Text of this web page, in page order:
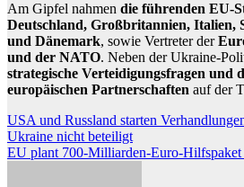
Am Gipfel nahmen die führenden EU-
Deutschland, Großbritannien, Italien,
und Dänemark, sowie Vertreter der
und der NATO. Neben der Ukraine-
strategische Verteidigungsfragen und
europäischen Partnerschaften auf der
Beitragsnavigation
USA und Russland starten
Ukraine nicht beteiligt
EU plant 700-Milliarden-Euro-